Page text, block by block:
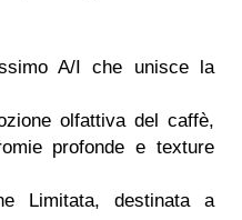
A/I che unisce la
olfattiva del caffè,
profonde e texture
Limitata, destinata a